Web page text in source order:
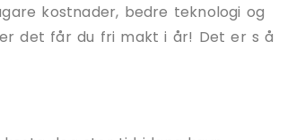
kostnader, bedre teknologi og
det får du fri makt i år! Det er s å